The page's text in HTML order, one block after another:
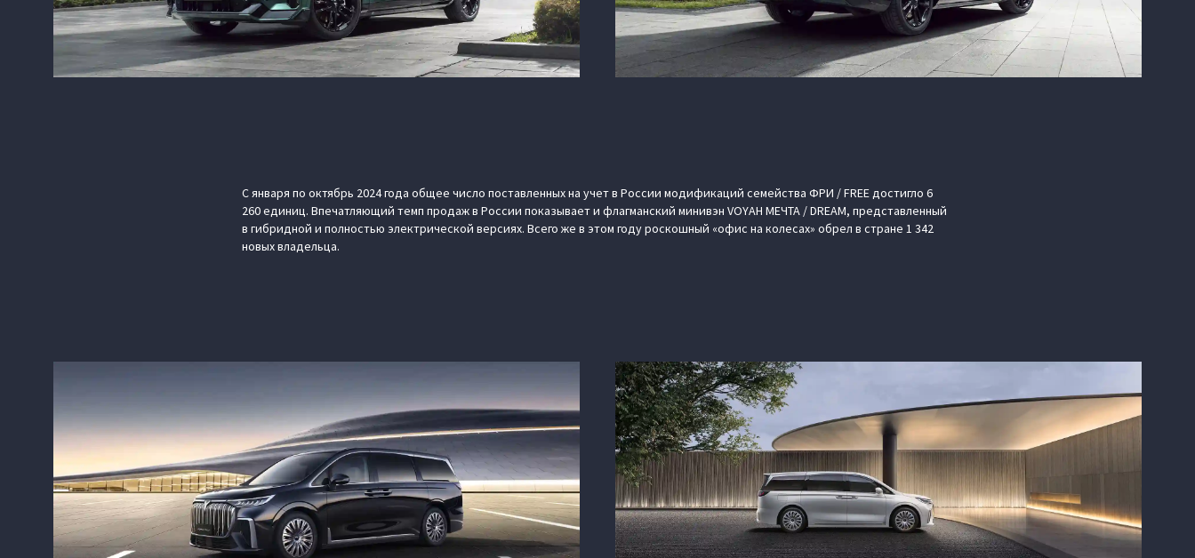
С января по октябрь 2024 года общее число поставленных на учет в России модификаций семейства ФРИ / FREE достигло 6
260 единиц. Впечатляющий темп продаж в России показывает и флагманский минивэн VOYAH МЕЧТА / DREAM, представленный
в гибридной и полностью электрической версиях. Всего же в этом году роскошный «офис на колесах» обрел в стране 1 342
новых владельца.